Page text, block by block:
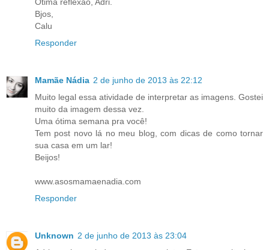
Ótima reflexão, Adri.
Bjos,
Calu
Responder
Mamãe Nádia 2 de junho de 2013 às 22:12
Muito legal essa atividade de interpretar as imagens. Gostei
muito da imagem dessa vez.
Uma ótima semana pra você!
Tem post novo lá no meu blog, com dicas de como tornar
sua casa em um lar!
Beijos!
www.asosmamaenadia.com
Responder
Unknown 2 de junho de 2013 às 23:04